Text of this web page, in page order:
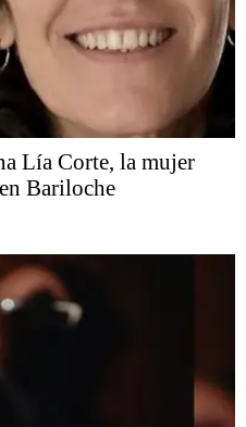
Lía Corte, la mujer
Bariloche